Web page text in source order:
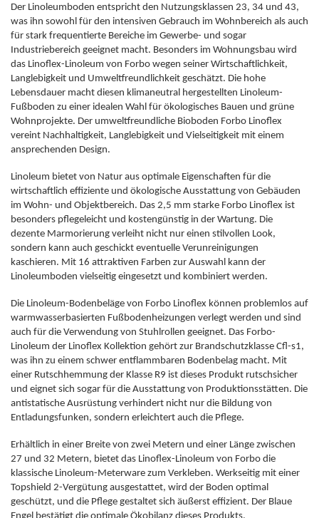
Der Linoleumboden entspricht den Nutzungsklassen 23, 34 und 43,
was ihn sowohl für den intensiven Gebrauch im Wohnbereich als auch
für stark frequentierte Bereiche im Gewerbe- und sogar
Industriebereich geeignet macht. Besonders im Wohnungsbau wird
das Linoflex-Linoleum von Forbo wegen seiner Wirtschaftlichkeit,
Langlebigkeit und Umweltfreundlichkeit geschätzt. Die hohe
Lebensdauer macht diesen klimaneutral hergestellten Linoleum-
Fußboden zu einer idealen Wahl für ökologisches Bauen und grüne
Wohnprojekte. Der umweltfreundliche Bioboden Forbo Linoflex
vereint Nachhaltigkeit, Langlebigkeit und Vielseitigkeit mit einem
ansprechenden Design.
Linoleum bietet von Natur aus optimale Eigenschaften für die
wirtschaftlich effiziente und ökologische Ausstattung von Gebäuden
im Wohn- und Objektbereich. Das 2,5 mm starke Forbo Linoflex ist
besonders pflegeleicht und kostengünstig in der Wartung. Die
dezente Marmorierung verleiht nicht nur einen stilvollen Look,
sondern kann auch geschickt eventuelle Verunreinigungen
kaschieren. Mit 16 attraktiven Farben zur Auswahl kann der
Linoleumboden vielseitig eingesetzt und kombiniert werden.
Die Linoleum-Bodenbeläge von Forbo Linoflex können problemlos auf
warmwasserbasierten Fußbodenheizungen verlegt werden und sind
auch für die Verwendung von Stuhlrollen geeignet. Das Forbo-
Linoleum der Linoflex Kollektion gehört zur Brandschutzklasse Cfl-s1,
was ihn zu einem schwer entflammbaren Bodenbelag macht. Mit
einer Rutschhemmung der Klasse R9 ist dieses Produkt rutschsicher
und eignet sich sogar für die Ausstattung von Produktionsstätten. Die
antistatische Ausrüstung verhindert nicht nur die Bildung von
Entladungsfunken, sondern erleichtert auch die Pflege.
Erhältlich in einer Breite von zwei Metern und einer Länge zwischen
27 und 32 Metern, bietet das Linoflex-Linoleum von Forbo die
klassische Linoleum-Meterware zum Verkleben. Werkseitig mit einer
Topshield 2-Vergütung ausgestattet, wird der Boden optimal
geschützt, und die Pflege gestaltet sich äußerst effizient. Der Blaue